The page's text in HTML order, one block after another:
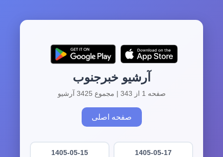
آرشیو خبرجنوب
صفحه 1 از 343 | مجموع 3425 آرشیو
صفحه اصلی
1405-05-17
1405-05-15